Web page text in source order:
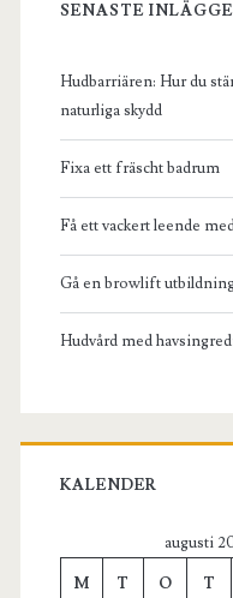
SENASTE
Hudbarriären: Hur du
naturliga skydd
Fixa ett fräscht badrum
Få ett vackert leende
Gå en browlift
Hudvård med
KALENDER
augusti
M T O T